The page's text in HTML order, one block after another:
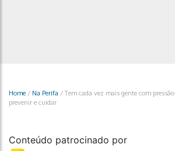
Home / Na Perifa /Tem cada vez mais gente com
prevenir e cuidar
Conteúdo patrocinado por